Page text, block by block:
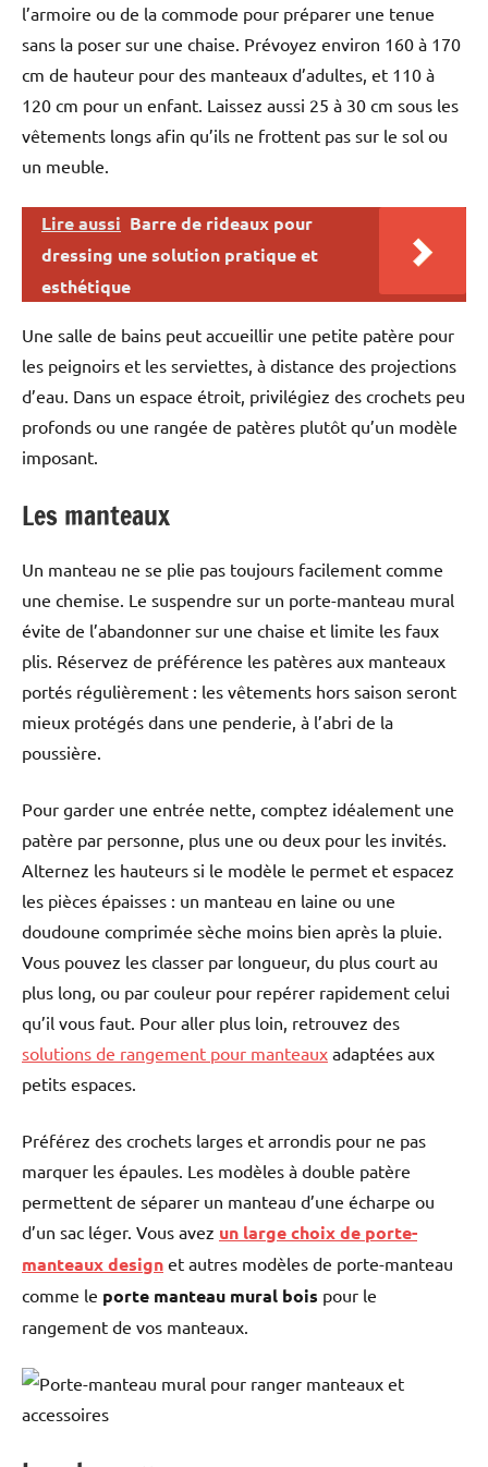
organisée. Idéal pour : Salle de bain domestique Hôtels
Espaces modernes Optimisation de l’espace
l’armoire ou de la commode pour préparer une tenue
sans la poser sur une chaise. Prévoyez environ 160 à 170
cm de hauteur pour des manteaux d’adultes, et 110 à
120 cm pour un enfant. Laissez aussi 25 à 30 cm sous les
vêtements longs afin qu’ils ne frottent pas sur le sol ou
un meuble.
Lire aussi Barre de rideaux pour
dressing une solution pratique et
esthétique
Une salle de bains peut accueillir une petite patère pour
les peignoirs et les serviettes, à distance des projections
d’eau. Dans un espace étroit, privilégiez des crochets peu
profonds ou une rangée de patères plutôt qu’un modèle
imposant.
Les manteaux
Un manteau ne se plie pas toujours facilement comme
une chemise. Le suspendre sur un porte-manteau mural
évite de l’abandonner sur une chaise et limite les faux
plis. Réservez de préférence les patères aux manteaux
portés régulièrement : les vêtements hors saison seront
mieux protégés dans une penderie, à l’abri de la
poussière.
Pour garder une entrée nette, comptez idéalement une
patère par personne, plus une ou deux pour les invités.
Alternez les hauteurs si le modèle le permet et espacez
les pièces épaisses : un manteau en laine ou une
doudoune comprimée sèche moins bien après la pluie.
Vous pouvez les classer par longueur, du plus court au
plus long, ou par couleur pour repérer rapidement celui
qu’il vous faut. Pour aller plus loin, retrouvez des
solutions de rangement pour manteaux adaptées aux
petits espaces.
Préférez des crochets larges et arrondis pour ne pas
marquer les épaules. Les modèles à double patère
permettent de séparer un manteau d’une écharpe ou
d’un sac léger. Vous avez un large choix de porte-
manteaux design et autres modèles de porte-manteau
comme le porte manteau mural bois pour le
rangement de vos manteaux.